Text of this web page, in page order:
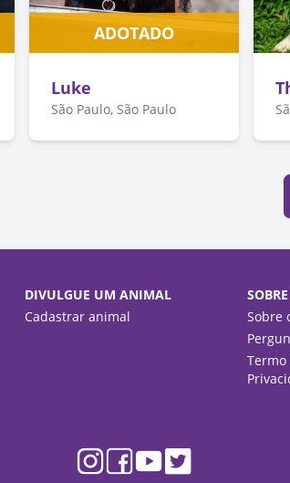
ADOTADO
Luke
São Paulo, São Paulo
DIVULGUE UM ANIMAL
Cadastrar animal
Sobre
Termo